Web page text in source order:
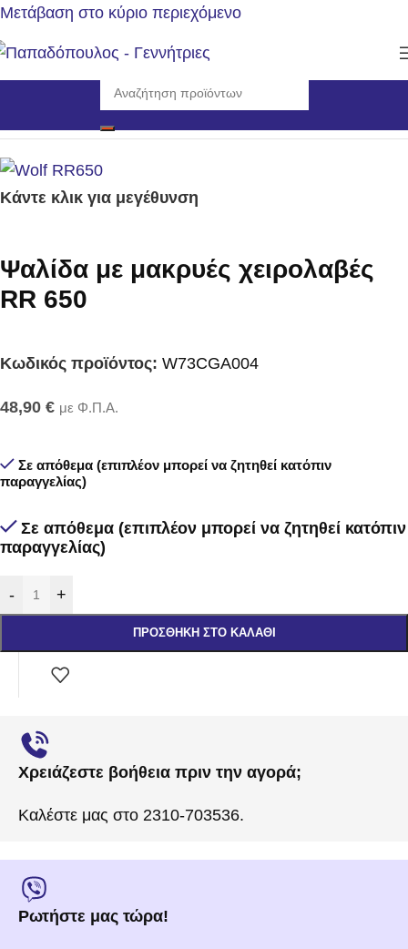
Μετάβαση στο κύριο περιεχόμενο
Αρχική σελίδα/Εργαλεία/Εργαλεία Χειρός
Κάντε κλικ για μεγέθυνση
Ψαλίδα με μακρυές χειρολαβές
RR 650
Κωδικός προϊόντος: W73CGA004
48,90 € με Φ.Π.Α.
Σε απόθεμα (επιπλέον μπορεί να ζητηθεί κατόπιν
παραγγελίας)
Σε απόθεμα (επιπλέον μπορεί να ζητηθεί κατόπιν
παραγγελίας)
- +
ΠΡΟΣΘΉΚΗ ΣΤΟ ΚΑΛΆΘΙ
Χρειάζεστε βοήθεια πριν την αγορά;
Καλέστε μας στο 2310-703536.
Ρωτήστε μας τώρα!